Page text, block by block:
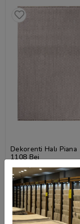
Dekorenti Halı Piana
1108 Bej
2.314,80 TL
%15 İndirim
Sepetteki Fiyat
1.967,58 TL